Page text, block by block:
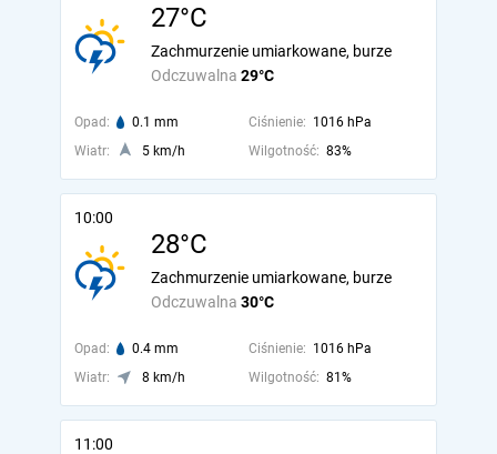
27°C
Odczuwalna 29°C
Zachmurzenie umiarkowane, burze
Opad: 0.1 mm Ciśnienie: 1016 hPa
Wiatr:
5 km/h Wilgotność: 83%
10:00
28°C
Odczuwalna 30°C
Zachmurzenie umiarkowane, burze
Opad: 0.4 mm Ciśnienie: 1016 hPa
Wiatr:
8 km/h Wilgotność: 81%
11:00